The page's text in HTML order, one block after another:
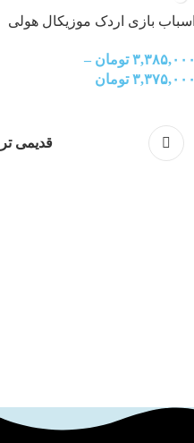
اسباب بازی اردک موزیکال هولی
۳,۳۸۵,۰۰۰ تومان –
۳,۳۷۵,۰۰۰ تومان
قدیمی تر